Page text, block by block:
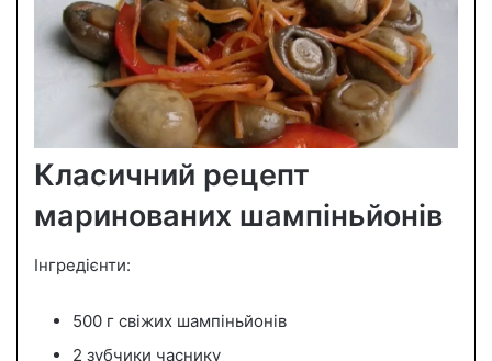
Класичний рецепт
маринованих шампіньйонів
Інгредієнти:
500 г свіжих шампіньйонів
2 зубчики часнику